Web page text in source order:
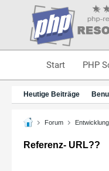
Start PHP
Heutige Beiträge
Forum Entwicklung
Referenz- URL??